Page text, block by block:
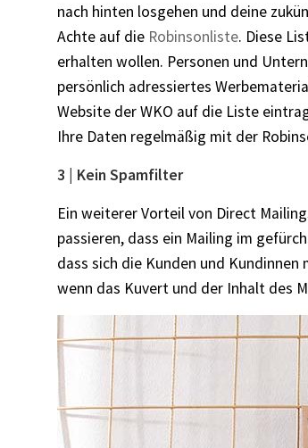
nach hinten losgehen und deine
Achte auf die Robinsonliste. Diese
erhalten wollen. Personen und
persönlich adressiertes
Website der WKO auf die Liste
Ihre Daten regelmäßig mit der
3 | Kein Spamfilter
Ein weiterer Vorteil von Direct
passieren, dass ein Mailing im
dass sich die Kunden und
wenn das Kuvert und der Inhalt des